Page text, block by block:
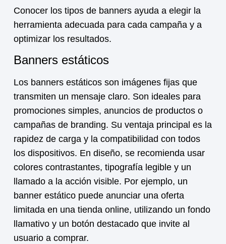
Conocer los tipos de banners ayuda a elegir la
herramienta adecuada para cada campaña y a
optimizar los resultados.
Banners estáticos
Los banners estáticos son imágenes fijas que
transmiten un mensaje claro. Son ideales para
promociones simples, anuncios de productos o
campañas de branding. Su ventaja principal es la
rapidez de carga y la compatibilidad con todos
los dispositivos. En diseño, se recomienda usar
colores contrastantes, tipografía legible y un
llamado a la acción visible. Por ejemplo, un
banner estático puede anunciar una oferta
limitada en una tienda online, utilizando un fondo
llamativo y un botón destacado que invite al
usuario a comprar.